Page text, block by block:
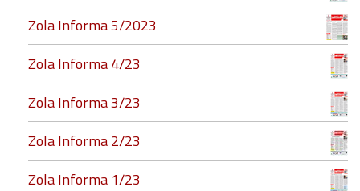
Zola Informa 5/2023
Zola Informa 4/23
Zola Informa 3/23
Zola Informa 2/23
Zola Informa 1/23